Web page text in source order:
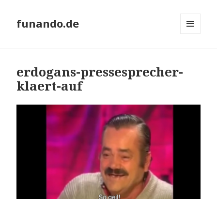
funando.de
erdogans-pressesprecher-
klaert-auf